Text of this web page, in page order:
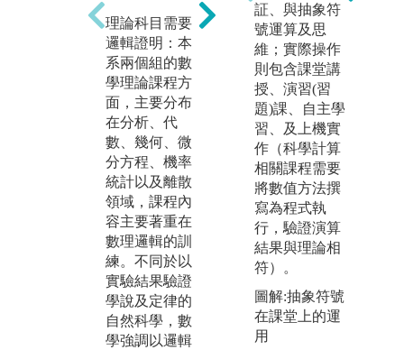
理論科目需要
邏輯證明：本
系兩個組的數
學理論課程方
面，主要分布
在分析、代
數、幾何、微
分方程、機率
統計以及離散
領域，課程內
容主要著重在
數理邏輯的訓
練。不同於以
實驗結果驗證
學說及定律的
自然科學，數
學強調以邏輯
理論和實作搭
配：本系計算
與資料科學組
的部份數學基
礎課程，如數
值線代與數值
微方，強調將
數學理論與程
式結合，以電
腦的快速計算
能力來幫助解
決無法以手算
求解的問題。
發展解決問題
的可程式化演
算法，一方面
証、與抽象符
號運算及思
維；實際操作
則包含課堂講
授、演習(習
題)課、自主學
習、及上機實
作（科學計算
相關課程需要
將數值方法撰
寫為程式執
行，驗證演算
結果與理論相
符）。
圖解:抽象符號
在課堂上的運
用